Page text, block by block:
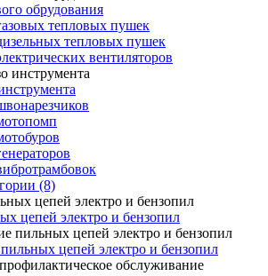
обрудования
тепловых пушек
тепловых пушек
вентиляторов
(8)
цепей электро и бензопил
цепей электро и бензопил